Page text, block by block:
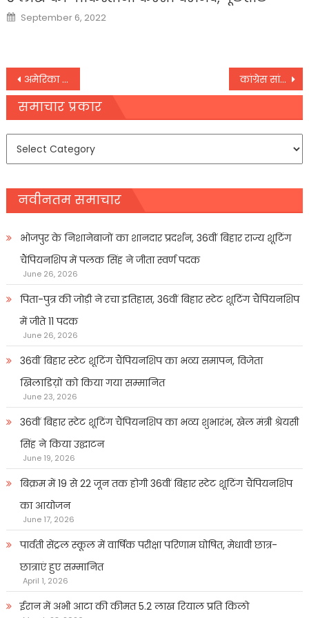
Posted
on
September 6, 2022
Post
navigation
अमेरिका में तीसरे वैक्सीन की तैयारी, मॉडर्ना और फाइजर के बाद जॉनसन एंड जॉनसन को मिलेगी मंजूरी कांग्रेस सांसद अधीर रंजन चौधरी ने चुनाव आयोग से की अपील ‘बंगाल में हिंसा फैलाने वालों के खिलाफ करें कार्रवाई’,
समाचार प्रकार
नवीनतम समाचार
भोजपुर के निशानेबाजों का शानदार प्रदर्शन, 36वीं बिहार राज्य शूटिंग
चैंपियनशिप में पलक सिंह ने जीता स्वर्ण पदक
June 26, 2026
पिता-पुत्र की जोड़ी ने रचा इतिहास, 36वीं बिहार स्टेट शूटिंग चैंपियनशिप
में जीते 11 पदक
June 26, 2026
36वीं बिहार स्टेट शूटिंग चैंपियनशिप का भव्य समापन, विजेता
खिलाडिय़ों को किया गया सम्मानित
June 23, 2026
36वीं बिहार स्टेट शूटिंग चैंपियनशिप का भव्य शुभारंभ, खेल मंत्री श्रेयसी
सिंह ने किया उद्घाटन
June 19, 2026
बिक्रम में 19 से 22 जून तक होगी 36वीं बिहार स्टेट शूटिंग चैंपियनशिप
का आयोजन
June 17, 2026
पार्वती सेंट्रल स्कूल में वार्षिक परीक्षा परिणाम घोषित, मेधावी छात्र-
छात्राएं हुए सम्मानित
April 1, 2026
ईरान में अभी आटा की कीमत 5.2 लाख रियाल प्रति किलो